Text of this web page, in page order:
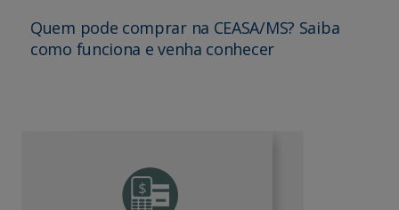
Quem pode comprar na CEASA/MS? Saiba
como funciona e venha conhecer